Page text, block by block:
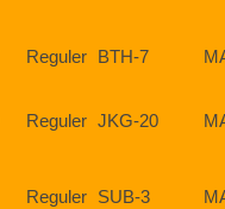
Reguler BTH-7
Reguler JKG-20
Reguler SUB-3